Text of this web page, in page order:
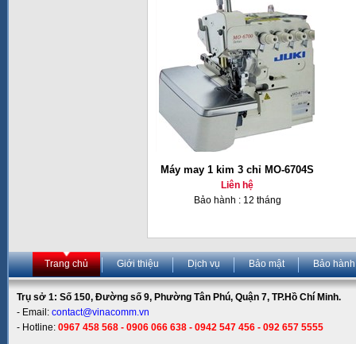
Máy may 1 kim 3 chỉ MO-6704S
Liên hệ
Bảo hành : 12 tháng
Trang chủ Giới thiệu Dịch vụ Bảo mật Bảo hành
Trụ sở 1: Số 150, Đường số 9, Phường Tân Phú, Quận 7, TP.Hồ Chí Minh.
- Email: contact@vinacomm.vn
- Hotline: 0967 458 568 - 0906 066 638 - 0942 547 456 - 092 657 5555